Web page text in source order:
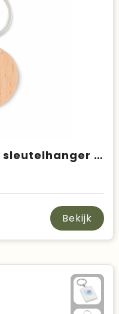
TOTY WOOD - Houten sleutelhanger rond
Bekijk